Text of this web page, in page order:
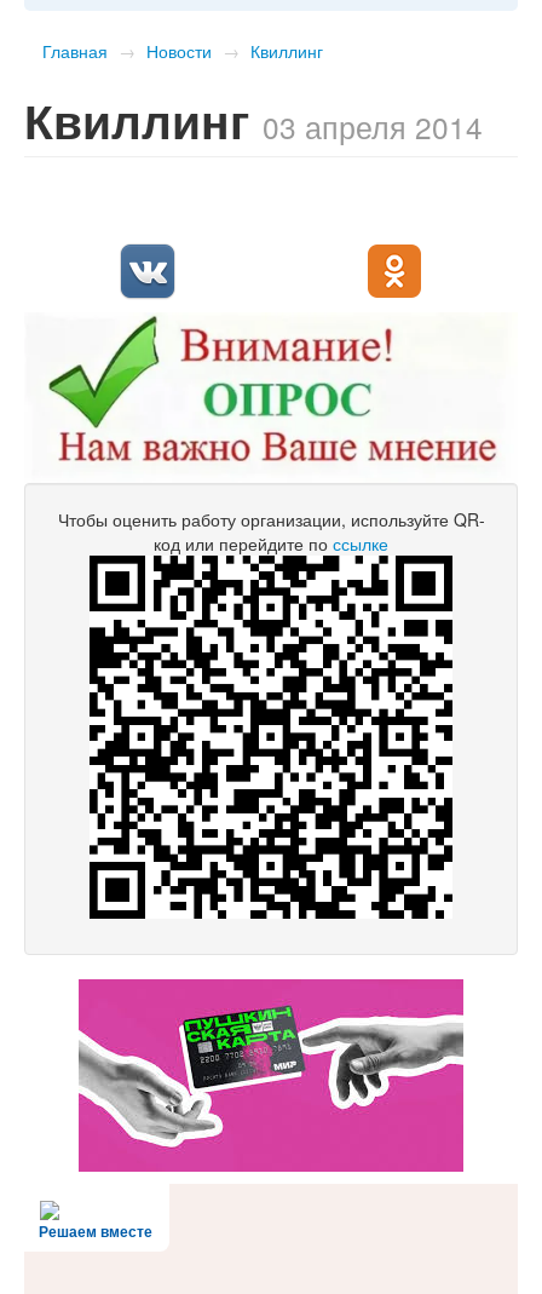
Главная → Новости → Квиллинг
Квиллинг 03 апреля 2014
Чтобы оценить работу организации, используйте QR-
код или перейдите по ссылке
Решаем вместе